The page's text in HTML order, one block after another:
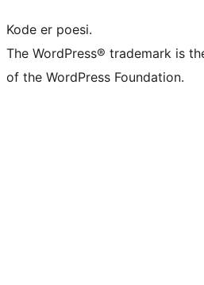
Kode er poesi.
The WordPress® trademark is
of the WordPress Foundation.